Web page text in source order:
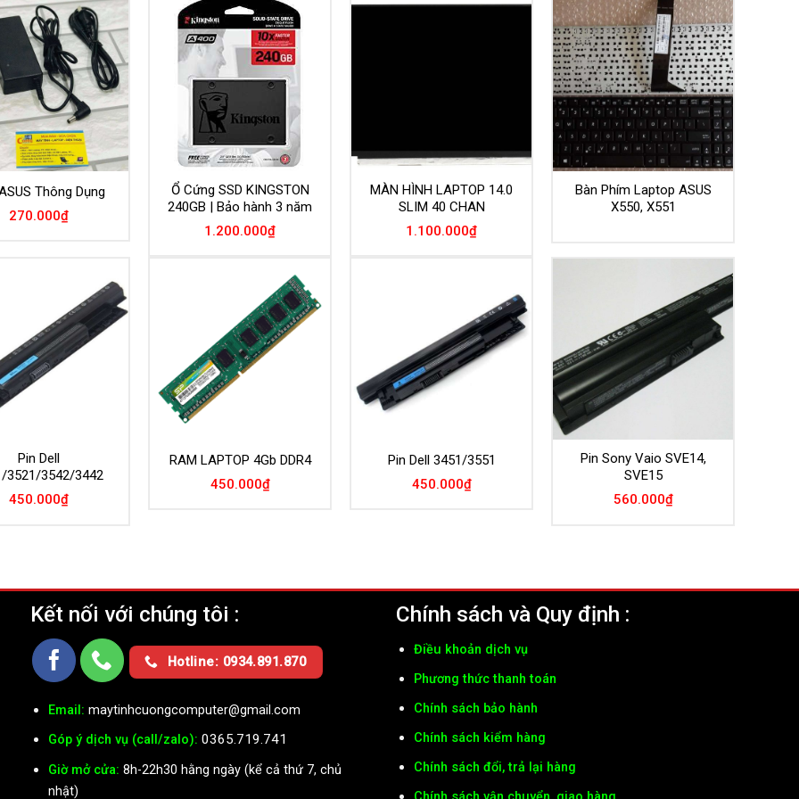
Thông Dụng
270.000₫
Ổ Cứng SSD KINGSTON
240GB | Bảo hành 3 năm
1.200.000₫
MÀN HÌNH LAPTOP 14.0
SLIM 40 CHAN
1.100.000₫
Bàn Phím Laptop ASUS
X550, X551
Pin Dell
3521/3542/3442
450.000₫
RAM LAPTOP 4Gb DDR4
450.000₫
Pin Dell 3451/3551
450.000₫
Pin Sony Vaio SVE14,
SVE15
560.000₫
Kết nối với chúng tôi :
Hotline: 0934.891.870
Email: maytinhcuongcomputer@gmail.com
Góp ý dịch vụ (call/zalo): 0365.719.741
Giờ mở cửa: 8h-22h30 hằng ngày (kể cả thứ 7, chủ
nhật)
Chính sách và Quy định :
Điều khoản dịch vụ
Phương thức thanh toán
Chính sách bảo hành
Chính sách kiểm hàng
Chính sách đổi, trả lại hàng